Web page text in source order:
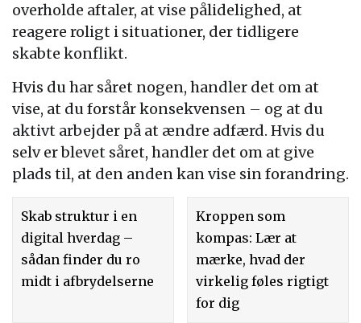
overholde aftaler, at vise pålidelighed, at
reagere roligt i situationer, der tidligere
skabte konflikt.
Hvis du har såret nogen, handler det om at
vise, at du forstår konsekvensen – og at du
aktivt arbejder på at ændre adfærd. Hvis du
selv er blevet såret, handler det om at give
plads til, at den anden kan vise sin forandring.
Skab struktur i en
digital hverdag –
sådan finder du ro
midt i afbrydelserne
Kroppen som
kompas: Lær at
mærke, hvad der
virkelig føles rigtigt
for dig